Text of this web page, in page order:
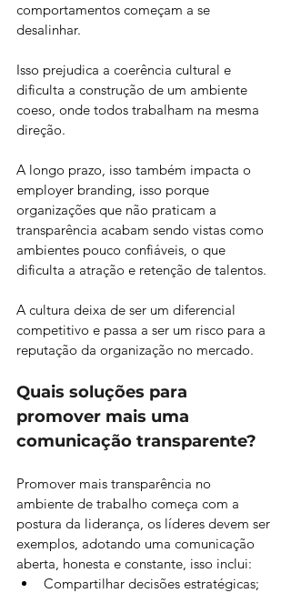
comportamentos começam a se
desalinhar.
Isso prejudica a coerência cultural e
dificulta a construção de um ambiente
coeso, onde todos trabalham na mesma
direção.
A longo prazo, isso também impacta o
employer branding, isso porque
organizações que não praticam a
transparência acabam sendo vistas como
ambientes pouco confiáveis, o que
dificulta a atração e retenção de talentos.
A cultura deixa de ser um diferencial
competitivo e passa a ser um risco para a
reputação da organização no mercado.
Quais soluções para
promover mais uma
comunicação transparente?
Promover mais transparência no
ambiente de trabalho começa com a
postura da liderança, os líderes devem ser
exemplos, adotando uma comunicação
aberta, honesta e constante, isso inclui:
Compartilhar decisões estratégicas;